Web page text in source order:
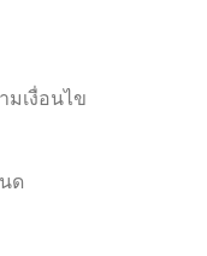
มเงื่อนไข
ด